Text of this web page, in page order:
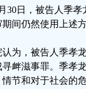
30日，被告人季
间仍然使用上述
认为，被告人季孝
寻衅滋事罪。季孝
情节和对于社会的